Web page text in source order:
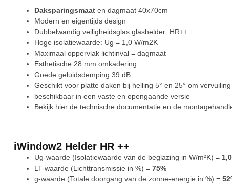
Daksparingsmaat en dagmaat 40x70cm
Modern en eigentijds design
Dubbelwandig veiligheidsglas glashelder: HR++
Hoge isolatiewaarde: Ug = 1,0 W/m2K
Maximaal oppervlak lichtinval = dagmaat
Esthetische 28 mm omkadering
Goede geluidsdemping 39 dB
Geschikt voor platte daken bij helling 5° en 25° om
beschikbaar in een vaste en opengaande versie
Bekijk hier de technische documentatie en de
iWindow2 Helder HR ++
Ug-waarde (Isolatiewaarde van de beglazing in W/m²K) = 1,
LT-waarde (Lichttransmissie in %) = 75%
g-waarde (Totale doorgang van de zonne-energie in %) = 5